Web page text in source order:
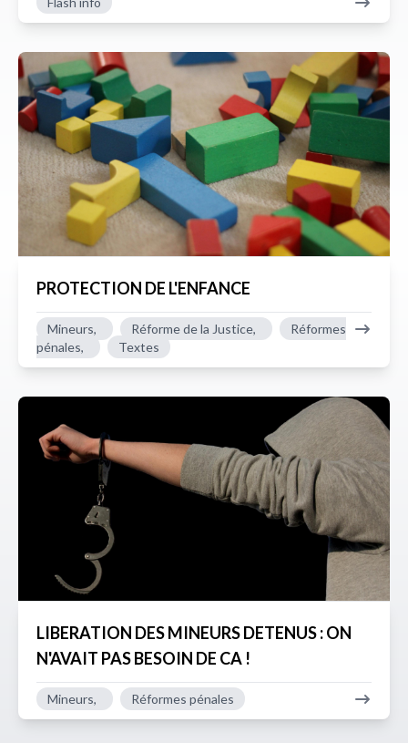
PROTECTION DE L'ENFANCE
Mineurs, Réforme de la Justice,
Réformes
pénales,
Textes
LIBERATION DES MINEURS DETENUS : ON
N'AVAIT PAS BESOIN DE CA !
Mineurs, Réformes pénales